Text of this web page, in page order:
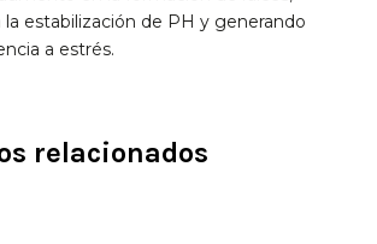
la estabilización de PH y generando
a estrés.
relacionados